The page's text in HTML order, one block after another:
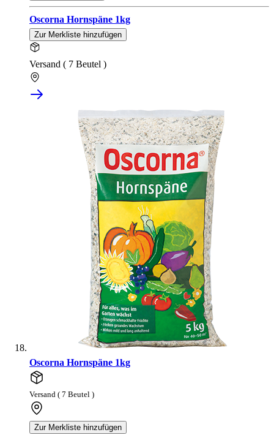
Oscorna Hornspäne 1kg
Zur Merkliste hinzufügen
Versand ( 7 Beutel )
Oscorna Hornspäne 1kg
Versand ( 7 Beutel )
Zur Merkliste hinzufügen